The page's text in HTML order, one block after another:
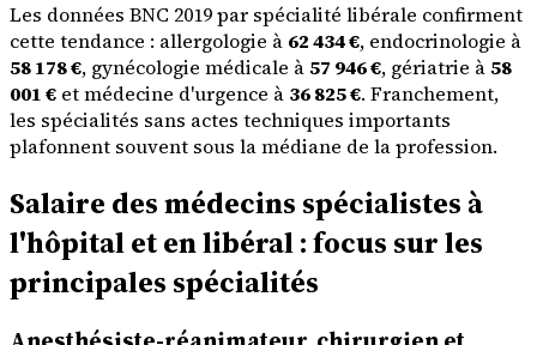
Les données BNC 2019 par spécialité libérale confirment
cette tendance : allergologie à 62 434 €, endocrinologie à
58 178 €, gynécologie médicale à57 946 €, gériatrie à58
001 € et médecine d'urgence à 36 825 €. Franchement,
les spécialités sans actes techniques importants
plafonnent souvent sous la médiane de la profession.
Salaire des médecins spécialistes à
l'hôpital et en libéral : focus sur les
principales spécialités